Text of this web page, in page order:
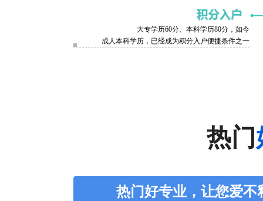
大专学历60分、本科学历80分，如今
成人本科学历，已经成为积分入户便捷条件之一
热门
热门好专业，让您爱